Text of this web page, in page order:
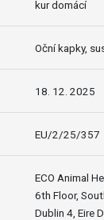
kur domácí
Oční kapky,
18. 12. 2025
EU/2/25/357
ECO Animal
6th Floor,
Dublin 4, Eire